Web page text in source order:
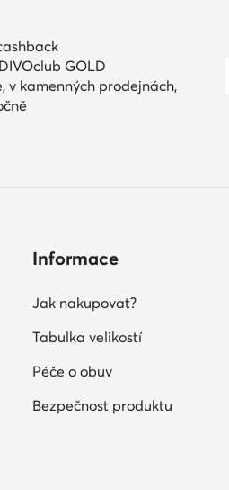
GOLD
v kamenných prodejnách,
Informace
Jak nakupovat?
Tabulka velikostí
Péče o obuv
Bezpečnost produktu